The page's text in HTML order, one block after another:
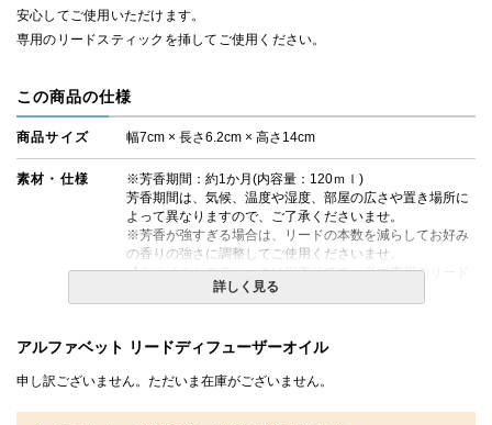
安心してご使用いただけます。
専用のリードスティックを挿してご使用ください。
この商品の仕様
商品サイズ 幅7cm × 長さ6.2cm × 高さ14cm
素材・仕様
※芳香期間：約1か月(内容量：120ｍｌ)
芳香期間は、気候、温度や湿度、部屋の広さや置き場所に
よって異なりますので、ご了承くださいませ。
※芳香が強すぎる場合は、リードの本数を減らしてお好み
の香りの強さに調整してご使用くださいませ。
【※オイルとスティックは別売りです。必ず専用のリード
スティックと合わせてご使用くださいませ。】
・配送日指定OK！
発生する場合がございます。また発送予定も変更になる場
詳しく見る
アルファベット リードディフューザーオイル
申し訳ございません。ただいま在庫がございません。